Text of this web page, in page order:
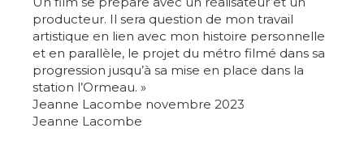
Statut / Organisation
J'accepte lestermes et conditions
* Champ obligatoire
Nom
Prénom
producteur. Il sera question de mon travail
artistique en lien avec mon histoire personnelle
et en parallèle, le projet du métro filmé dans sa
progression jusqu’à sa mise en place dans la
station l’Ormeau. »
Jeanne Lacombe novembre 2023
Jeanne Lacombe